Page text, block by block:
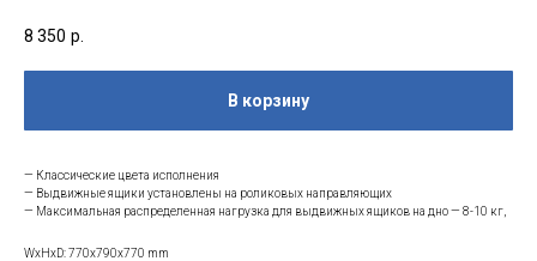
8 350 р.
В корзину
— Классические цвета исполнения
— Выдвижные ящики установлены на роликовых направляющих
— Максимальная распределенная нагрузка для выдвижных ящиков на дно — 8-10 кг,
WxHxD: 770x790x770 mm